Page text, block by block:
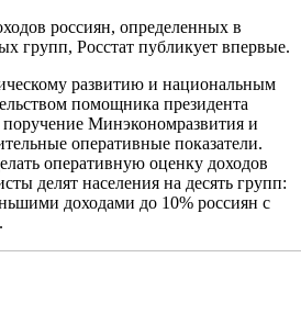
россиян, определенных в
групп, Росстат публикует впервые.
развитию и национальным
помощника президента
Минэкономразвития и
оперативные показатели.
оперативную оценку доходов
делят населения на десять групп:
доходами до 10% россиян с